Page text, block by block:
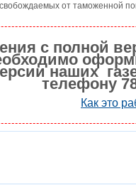
от таможенной
с полной
наших
телефону
Как это